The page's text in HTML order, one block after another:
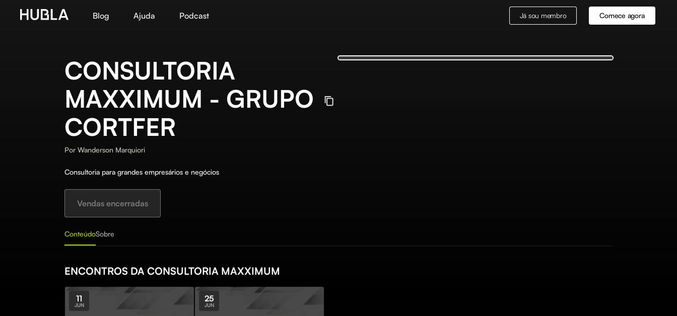
Blog Ajuda Podcast Já sou membro Comece agora
CONSULTORIA
MAXXIMUM - GRUPO
CORTFER
Por Wanderson Marquiori
Consultoria para grandes empresários e negócios
Vendas encerradas
ConteúdoSobre
ENCONTROS DA CONSULTORIA MAXXIMUM
11
JUN
25
JUN